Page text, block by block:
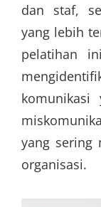
dan staf,
yang lebih
pelatihan
komunikasi
yang sering
organisasi.